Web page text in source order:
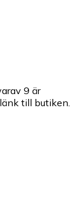
9 är
till butiken.